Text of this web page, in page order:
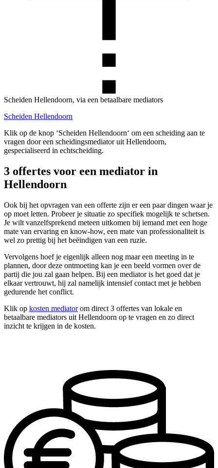
Scheiden Hellendoorn, via een betaalbare mediators
Scheiden Hellendoorn
Klik op de knop ‘Scheiden Hellendoorn‘ om een scheiding aan te
vragen door een scheidingsmediator uit Hellendoorn,
gespecialiseerd in echtscheiding.
3 offertes voor een mediator in
Hellendoorn
Ook bij het opvragen van een offerte zijn er een paar dingen waar je
op moet letten. Probeer je situatie zo specifiek mogelijk te schetsen.
Je wilt vanzelfsprekend meteen uitkomen bij iemand met een hoge
mate van ervaring en know-how, een mate van professionaliteit is
wel zo prettig bij het beëindigen van een ruzie.
Vervolgens hoef je eigenlijk alleen nog maar een meeting in te
plannen, door deze ontmoeting kan je een beeld vormen over de
partij die jou zal gaan helpen. Bij een mediator is het goed dat je
elkaar vertrouwt, hij zal namelijk intensief contact met je hebben
gedurende het conflict.
Klik op kosten mediatorom direct 3 offertes van lokale en
betaalbare mediators uit Hellendoorn op te vragen en zo direct
inzicht te krijgen in de kosten.